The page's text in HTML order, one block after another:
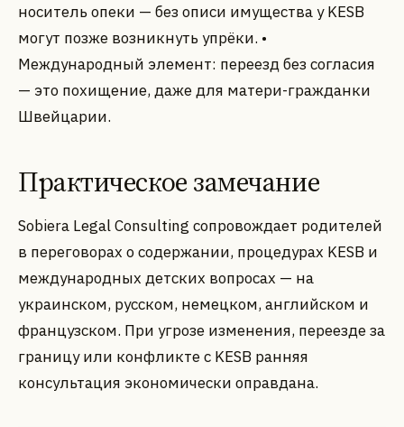
носитель опеки — без описи имущества у KESB
могут позже возникнуть упрёки. •
Международный элемент: переезд без согласия
— это похищение, даже для матери-гражданки
Швейцарии.
Практическое замечание
Sobiera Legal Consulting сопровождает родителей
в переговорах о содержании, процедурах KESB и
международных детских вопросах — на
украинском, русском, немецком, английском и
французском. При угрозе изменения, переезде за
границу или конфликте с KESB ранняя
консультация экономически оправдана.